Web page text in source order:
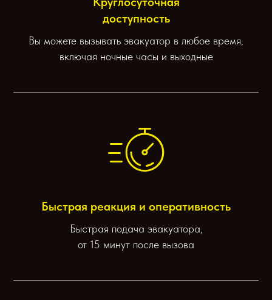
доступность
Вы можете вызывать эвакуатор в любое время,
включая ночные часы и выходные
Быстрая реакция и оперативность
Быстрая подача эвакуатора,
от 15 минут после вызова